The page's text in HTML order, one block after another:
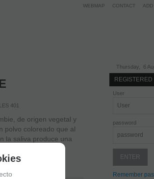
WEBMAP CONTACT
401
de origen vegetal y
polvo coloreado que al
la saliva produce una
Thursday, 6
User
password
Remember